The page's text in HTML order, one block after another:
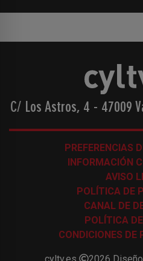
C/ Los Astros, 4 - 47009
PREFERENCIAS
INFORMACIÓN
AVISO
POLÍTICA DE
CANAL DE
POLÍTICA
CONDICIONES DE